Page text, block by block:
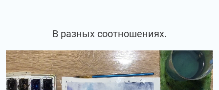
В разных соотношениях.